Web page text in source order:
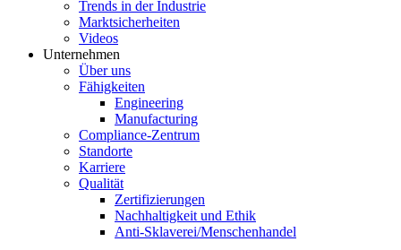
Trends in der Industrie
Marktsicherheiten
Videos
Unternehmen
Über uns
Fähigkeiten
Engineering
Manufacturing
Compliance-Zentrum
Standorte
Karriere
Qualität
Zertifizierungen
Nachhaltigkeit und Ethik
Anti-Sklaverei/Menschenhandel